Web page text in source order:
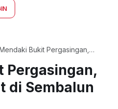
Bukit Pergasingan,
Pergasingan,
di Sembalun